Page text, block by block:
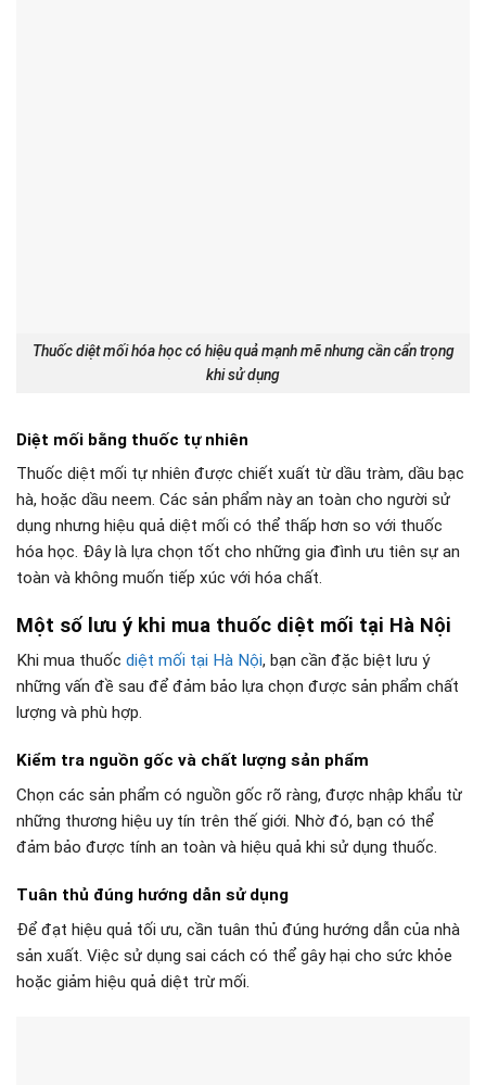
Thuốc diệt mối hóa học có hiệu quả mạnh mẽ nhưng cần cẩn trọng
khi sử dụng
Diệt mối bằng thuốc tự nhiên
Thuốc diệt mối tự nhiên được chiết xuất từ dầu tràm, dầu bạc
hà, hoặc dầu neem. Các sản phẩm này an toàn cho người sử
dụng nhưng hiệu quả diệt mối có thể thấp hơn so với thuốc
hóa học. Đây là lựa chọn tốt cho những gia đình ưu tiên sự an
toàn và không muốn tiếp xúc với hóa chất.
Một số lưu ý khi mua thuốc diệt mối tại Hà Nội
Khi mua thuốc diệt mối tại Hà Nội, bạn cần đặc biệt lưu ý
những vấn đề sau để đảm bảo lựa chọn được sản phẩm chất
lượng và phù hợp.
Kiểm tra nguồn gốc và chất lượng sản phẩm
Chọn các sản phẩm có nguồn gốc rõ ràng, được nhập khẩu từ
những thương hiệu uy tín trên thế giới. Nhờ đó, bạn có thể
đảm bảo được tính an toàn và hiệu quả khi sử dụng thuốc.
Tuân thủ đúng hướng dẫn sử dụng
Để đạt hiệu quả tối ưu, cần tuân thủ đúng hướng dẫn của nhà
sản xuất. Việc sử dụng sai cách có thể gây hại cho sức khỏe
hoặc giảm hiệu quả diệt trừ mối.